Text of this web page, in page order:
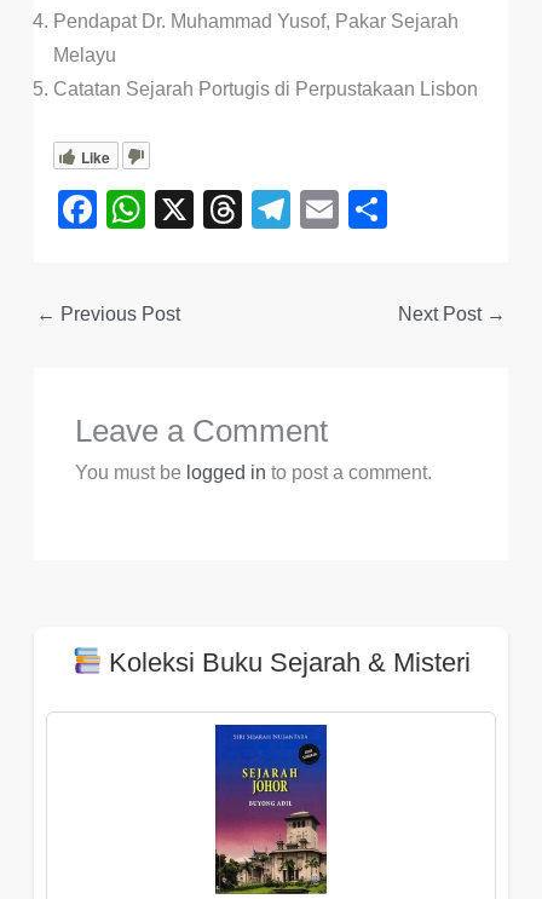
Pendapat Dr. Muhammad Yusof, Pakar Sejarah
Melayu
Catatan Sejarah Portugis di Perpustakaan Lisbon
Like
F
e
o
k
W
s
p
X
T
T
E
e
← Previous Post Next Post →
Leave a Comment
You must be logged in to post a comment.
Koleksi Buku Sejarah & Misteri